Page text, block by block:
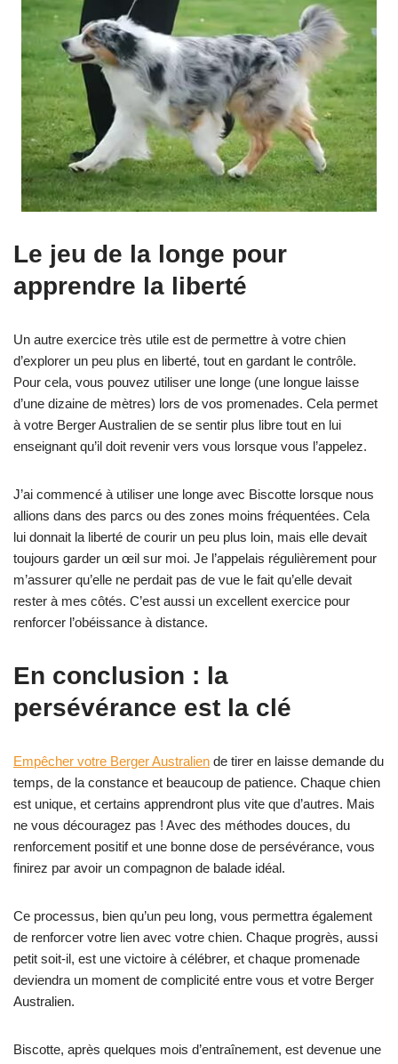
Le jeu de la longe pour
apprendre la liberté
Un autre exercice très utile est de permettre à votre chien
d’explorer un peu plus en liberté, tout en gardant le contrôle.
Pour cela, vous pouvez utiliser une longe (une longue laisse
d’une dizaine de mètres) lors de vos promenades. Cela permet
à votre Berger Australien de se sentir plus libre tout en lui
enseignant qu’il doit revenir vers vous lorsque vous l’appelez.
J’ai commencé à utiliser une longe avec Biscotte lorsque nous
allions dans des parcs ou des zones moins fréquentées. Cela
lui donnait la liberté de courir un peu plus loin, mais elle devait
toujours garder un œil sur moi. Je l’appelais régulièrement pour
m’assurer qu’elle ne perdait pas de vue le fait qu’elle devait
rester à mes côtés. C’est aussi un excellent exercice pour
renforcer l’obéissance à distance.
En conclusion : la
persévérance est la clé
Empêcher votre Berger Australien de tirer en laisse demande du
temps, de la constance et beaucoup de patience. Chaque chien
est unique, et certains apprendront plus vite que d’autres. Mais
ne vous découragez pas ! Avec des méthodes douces, du
renforcement positif et une bonne dose de persévérance, vous
finirez par avoir un compagnon de balade idéal.
Ce processus, bien qu’un peu long, vous permettra également
de renforcer votre lien avec votre chien. Chaque progrès, aussi
petit soit-il, est une victoire à célébrer, et chaque promenade
deviendra un moment de complicité entre vous et votre Berger
Australien.
Biscotte, après quelques mois d’entraînement, est devenue une